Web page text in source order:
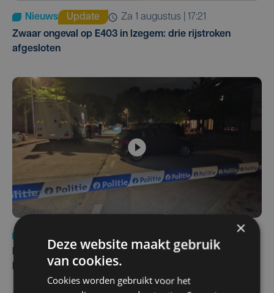
Nieuws Update
za 1 augustus | 17:21
Zwaar ongeval op E403 in Izegem: drie rijstroken
afgesloten
Man en vrouw dood aangetroffen in woning in Sint-
Pieters Brugge
×
Deze website maakt gebruik
van cookies.
Cookies worden gebruikt voor het